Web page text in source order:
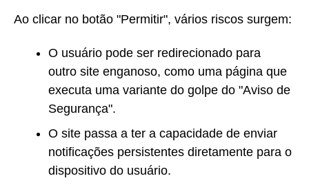
Ao clicar no botão "Permitir", vários riscos surgem:
O usuário pode ser redirecionado para
outro site enganoso, como uma página que
executa uma variante do golpe do "Aviso de
Segurança".
O site passa a ter a capacidade de enviar
notificações persistentes diretamente para o
dispositivo do usuário.